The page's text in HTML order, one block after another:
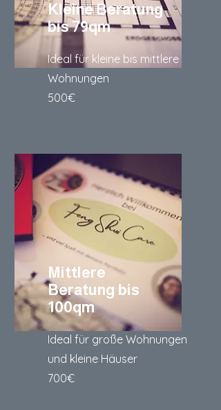
Kleine Beratung
bis 79qm
Ideal für kleine bis mittlere
Wohnungen
500€
Mittlere
Beratung bis
100qm
Ideal für große Wohnungen
und kleine Häuser
700€